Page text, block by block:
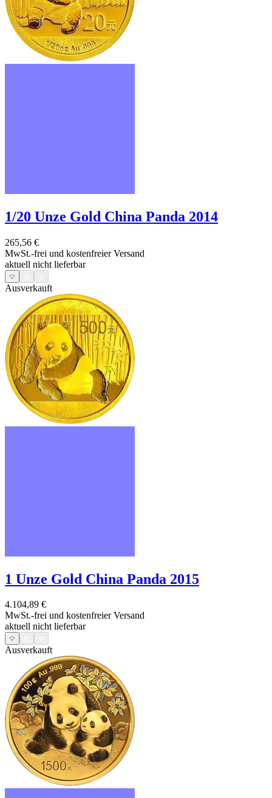
1/20 Unze Gold China Panda 2014
265,56 €
MwSt.-frei und kostenfreier Versand
aktuell nicht lieferbar
Ausverkauft
1 Unze Gold China Panda 2015
4.104,89 €
MwSt.-frei und kostenfreier Versand
aktuell nicht lieferbar
Ausverkauft